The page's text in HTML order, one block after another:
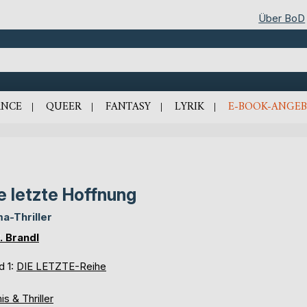
Über BoD
QUEER FANTASY LYRIK E-BOOK-
letzte Hoffnung
Thriller
Brandl
1: DIE LETZTE-Reihe
& Thriller